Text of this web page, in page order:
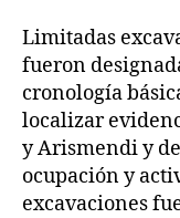
Limitadas
fueron
cronología
localizar
y Arismendi y
ocupación y
excavaciones